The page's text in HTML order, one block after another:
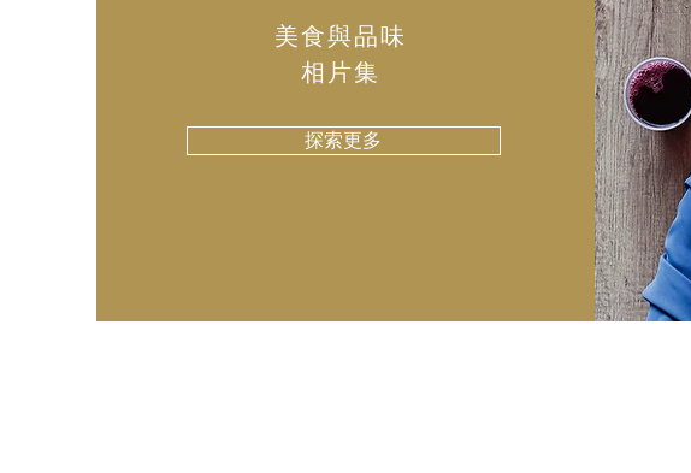
美食與品味
​相片集
探索更多